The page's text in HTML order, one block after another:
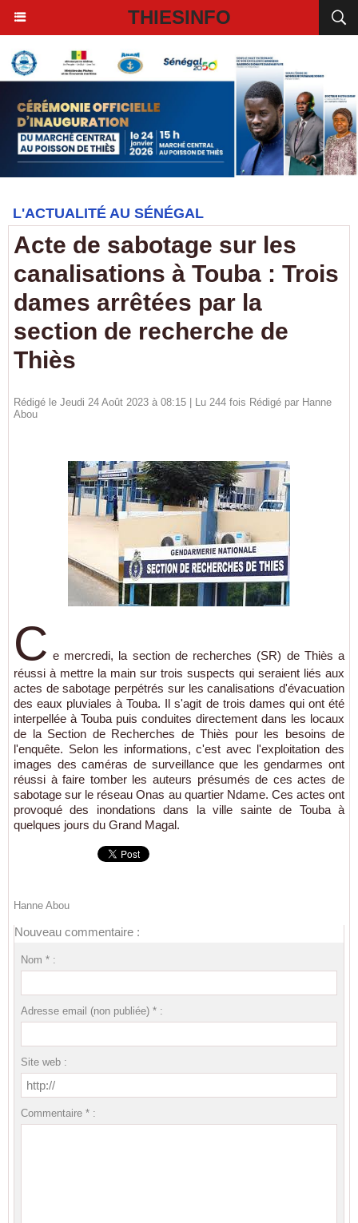
THIESINFO
L'ACTUALITÉ AU SÉNÉGAL
Acte de sabotage sur les
canalisations à Touba : Trois
dames arrêtées par la
section de recherche de
Thiès
Rédigé le Jeudi 24 Août 2023 à 08:15 | Lu 244 fois Rédigé par Hanne
Abou
C e mercredi, la section de recherches (SR) de Thiès a
réussi à mettre la main sur trois suspects qui seraient liés aux
actes de sabotage perpétrés sur les canalisations d'évacuation
des eaux pluviales à Touba. Il s'agit de trois dames qui ont été
interpellée à Touba puis conduites directement dans les locaux
de la Section de Recherches de Thiès pour les besoins de
l'enquête. Selon les informations, c'est avec l'exploitation des
images des caméras de surveillance que les gendarmes ont
réussi à faire tomber les auteurs présumés de ces actes de
sabotage sur le réseau Onas au quartier Ndame. Ces actes ont
provoqué des inondations dans la ville sainte de Touba à
quelques jours du Grand Magal.
Hanne Abou
Nouveau commentaire :
Nom * :
Adresse email (non publiée) * :
Site web :
Commentaire * :